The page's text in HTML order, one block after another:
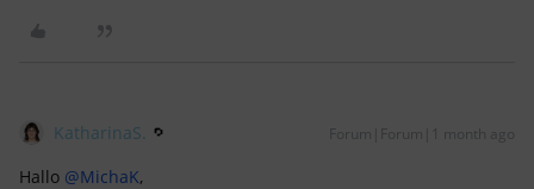
KatharinaS. Forum|Forum|1 month ago
Hallo ​ @MichaK,